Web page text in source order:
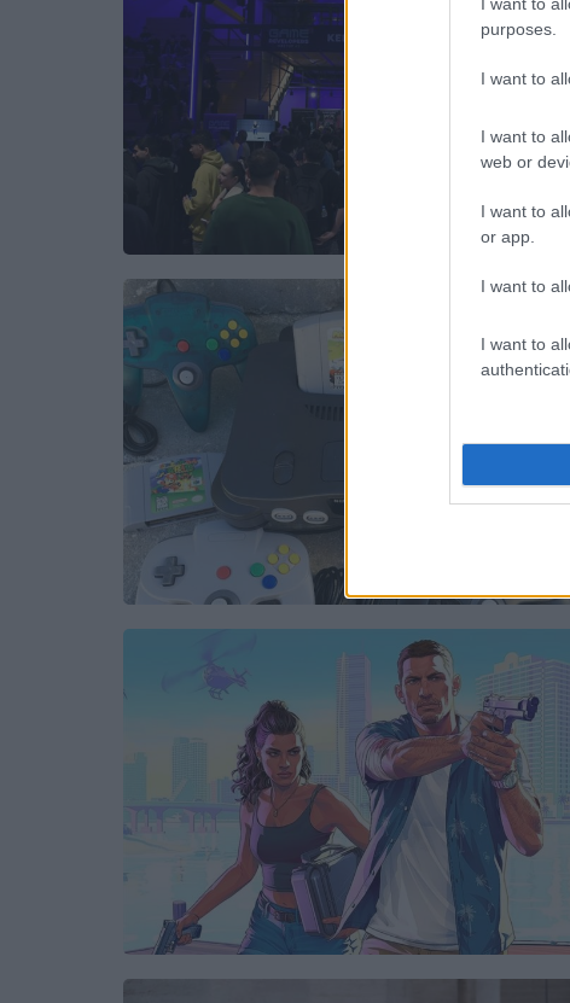
purposes.
I want to
I want to
web or
I want to
or app.
I want to
I want to